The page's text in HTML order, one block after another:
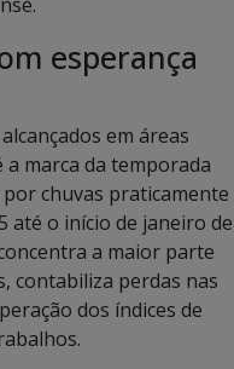
esperança
em áreas
marca da temporada
chuvas praticamente
até o início de janeiro de
a maior parte
contabiliza perdas nas
dos índices de